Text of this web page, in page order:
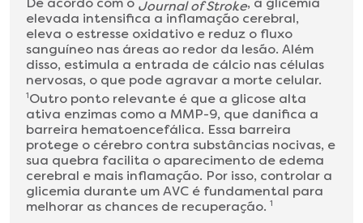
Journal of Stroke
elevada intensifica a inflamação cerebral,
eleva o estresse oxidativo e reduz o fluxo
sanguíneo nas áreas ao redor da lesão. Além
disso, estimula a entrada de cálcio nas células
nervosas, o que pode agravar a morte celular.
1Outro ponto relevante é que a glicose alta
ativa enzimas como a MMP-9, que danifica a
barreira hematoencefálica. Essa barreira
protege o cérebro contra substâncias nocivas, e
sua quebra facilita o aparecimento de edema
cerebral e mais inflamação. Por isso, controlar a
glicemia durante um AVC é fundamental para
melhorar as chances de recuperação. 1